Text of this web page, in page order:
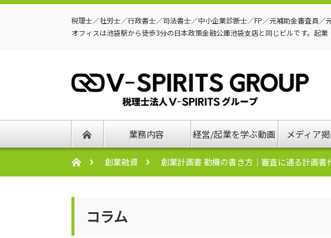
税理士／社労士／行政書士／司法書士／中小企業診断士／FP／元補助金審査員
オフィスは池袋駅から徒歩3分の日本政策金融公庫池袋支店と同じビルです。起
業務内容 経営/起業を学ぶ動画 メディア
創業融資 創業計画書 動機の書き方｜審査に通る計画書
コラム